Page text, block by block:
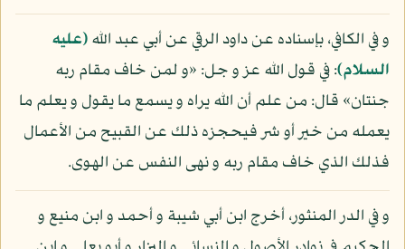
و في الكافي، بإسناده عن داود الرقي عن أبي عبد الله(عليه
السلام): في قول الله عز و جل: «و لمن خاف مقام ربه
جنتان» قال: من علم أن الله يراه و يسمع ما يقول و يعلم ما
يعمله من خير أو شر فيحجزه ذلك عن القبيح من الأعمال
فذلك الذي خاف مقام ربه و نهى النفس عن الهوى.
و في الدر المنثور، أخرج ابن أبي شيبة و أحمد و ابن منيع و